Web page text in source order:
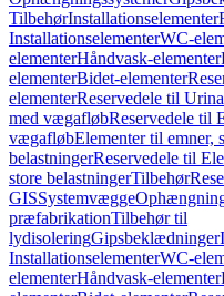
TilbehørInstallationselementer
InstallationselementerWC-
elementerHåndvask-elementer
elementerBidet-elementer
elementerReservedele til
med vægafløbReservedele til
vægafløbElementer til emner,
belastningerReservedele til
store belastningerTilbehør
GISSystemvægge
præfabrikationTilbehør til
lydisoleringGipsbeklædninger
InstallationselementerWC-
elementerHåndvask-elementer